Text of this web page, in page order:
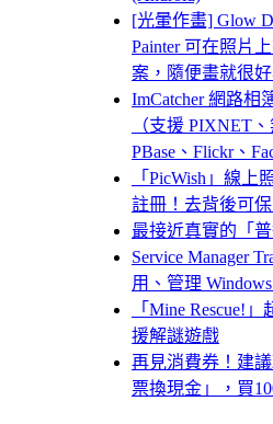
[光暈作畫] Glow
Painter 可在照片
案，隨便畫就很好
ImCatcher 網路相
（支援 PIXNET
PBase、Flickr、
「PicWish」線上
註冊！去背後可保
最接近真實的「普
Service Manager
用、管理
「Mine Rescue!
援解謎遊戲
再見消費券！建
票換現金」，買